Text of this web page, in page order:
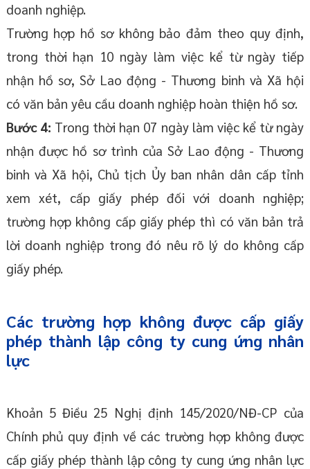
doanh nghiệp.
Trường hợp hồ sơ không bảo đảm theo quy định,
trong thời hạn 10 ngày làm việc kể từ ngày tiếp
nhận hồ sơ, Sở Lao động - Thương binh và Xã hội
có văn bản yêu cầu doanh nghiệp hoàn thiện hồ sơ.
Bước 4: Trong thời hạn 07 ngày làm việc kể từ ngày
nhận được hồ sơ trình của Sở Lao động - Thương
binh và Xã hội, Chủ tịch Ủy ban nhân dân cấp tỉnh
xem xét, cấp giấy phép đối với doanh nghiệp;
trường hợp không cấp giấy phép thì có văn bản trả
lời doanh nghiệp trong đó nêu rõ lý do không cấp
giấy phép.
Các trường hợp không được cấp giấy
phép thành lập công ty cung ứng nhân
lực
Khoản 5 Điều 25 Nghị định 145/2020/NĐ-CP của
Chính phủ quy định về các trường hợp không được
cấp giấy phép thành lập công ty cung ứng nhân lực